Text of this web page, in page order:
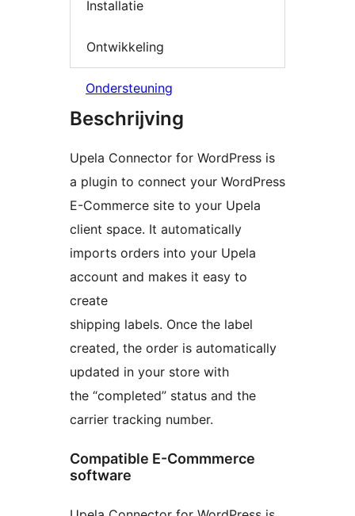
Installatie
Ontwikkeling
Ondersteuning
Beschrijving
Upela Connector for WordPress is
a plugin to connect your WordPress
E-Commerce site to your Upela
client space. It automatically
imports orders into your Upela
account and makes it easy to
create
shipping labels. Once the label
created, the order is automatically
updated in your store with
the “completed” status and the
carrier tracking number.
Compatible E-Commmerce
software